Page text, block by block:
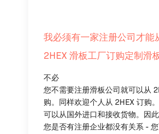
我必须有一家注册公司才能
2HEX 滑板工厂订购定制滑
不必
您不需要注册滑板公司就可以从
购。同样欢迎个人从 2HEX 订购
可以从国外进口和接收货物。因
您是否有注册企业都没有关系 -